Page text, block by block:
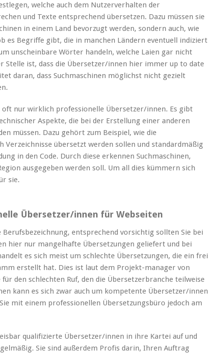
welche auch dem Nutzerverhalten der
und Texte entsprechend übersetzen. Dazu müssen sie
in einem Land bevorzugt werden, sondern auch, wie
es Begriffe gibt, die in manchen Ländern eventuell indiziert
unscheinbare Wörter handeln, welche Laien gar nicht
Stelle ist, dass die Übersetzer/innen hier immer up to date
daran, dass Suchmaschinen möglichst nicht gezielt
oft nur wirklich professionelle Übersetzer/innen. Es gibt
Aspekte, die bei der Erstellung einer anderen
müssen. Dazu gehört zum Beispiel, wie die
Verzeichnisse übersetzt werden sollen und standardmäßig
in den Code. Durch diese erkennen Suchmaschinen,
ausgegeben werden soll. Um all dies kümmern sich
sie.
Übersetzer/innen für Webseiten
entsprechend vorsichtig sollten Sie bei
hier nur mangelhafte Übersetzungen geliefert und bei
es sich meist um schlechte Übersetzungen, die ein frei
erstellt hat. Dies ist laut dem Projekt-manager von
den schlechten Ruf, den die Übersetzerbranche teilweise
kann es sich zwar auch um kompetente Übersetzer/innen
mit einem professionellen Übersetzungsbüro jedoch am
qualifizierte Übersetzer/innen in ihre Kartei auf und
Sie sind außerdem Profis darin, Ihren Auftrag